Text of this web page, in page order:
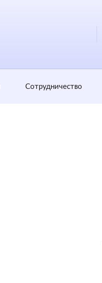
Сотрудничество